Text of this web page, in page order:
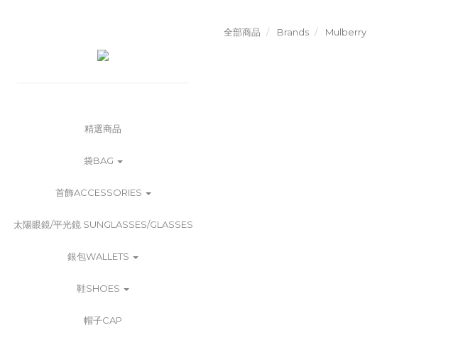
精選商品
袋BAG
首飾ACCESSORIES
太陽眼鏡/平光鏡 SUNGLASSES/GLASSES
銀包WALLETS
鞋SHOES
帽子CAP
全部商品 Brands Mulberry